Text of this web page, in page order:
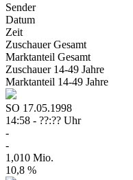
Sender
Datum
Zeit
ZuschauerGesamt
Marktanteil Gesamt
Zuschauer 14-49 Jahre
Marktanteil 14-49 Jahre
SO 17.05.1998
14:58 - ??:?? Uhr
-
-
1,010 Mio.
10,8 %